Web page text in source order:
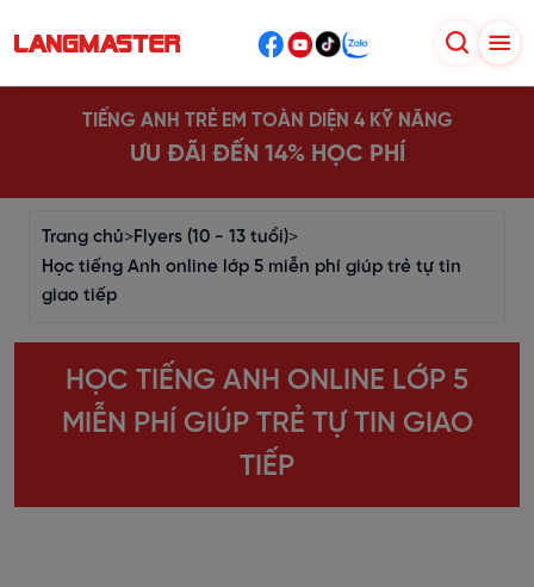
TIẾNG ANH TRẺ EM TOÀN DIỆN 4 KỸ NĂNG
ƯU ĐÃI ĐẾN 14% HỌC PHÍ
Trang chủ>Flyers (10 - 13 tuổi)>
Học tiếng Anh online lớp 5 miễn phí giúp trẻ tự tin
giao tiếp
HỌC TIẾNG ANH ONLINE LỚP 5
MIỄN PHÍ GIÚP TRẺ TỰ TIN GIAO
TIẾP